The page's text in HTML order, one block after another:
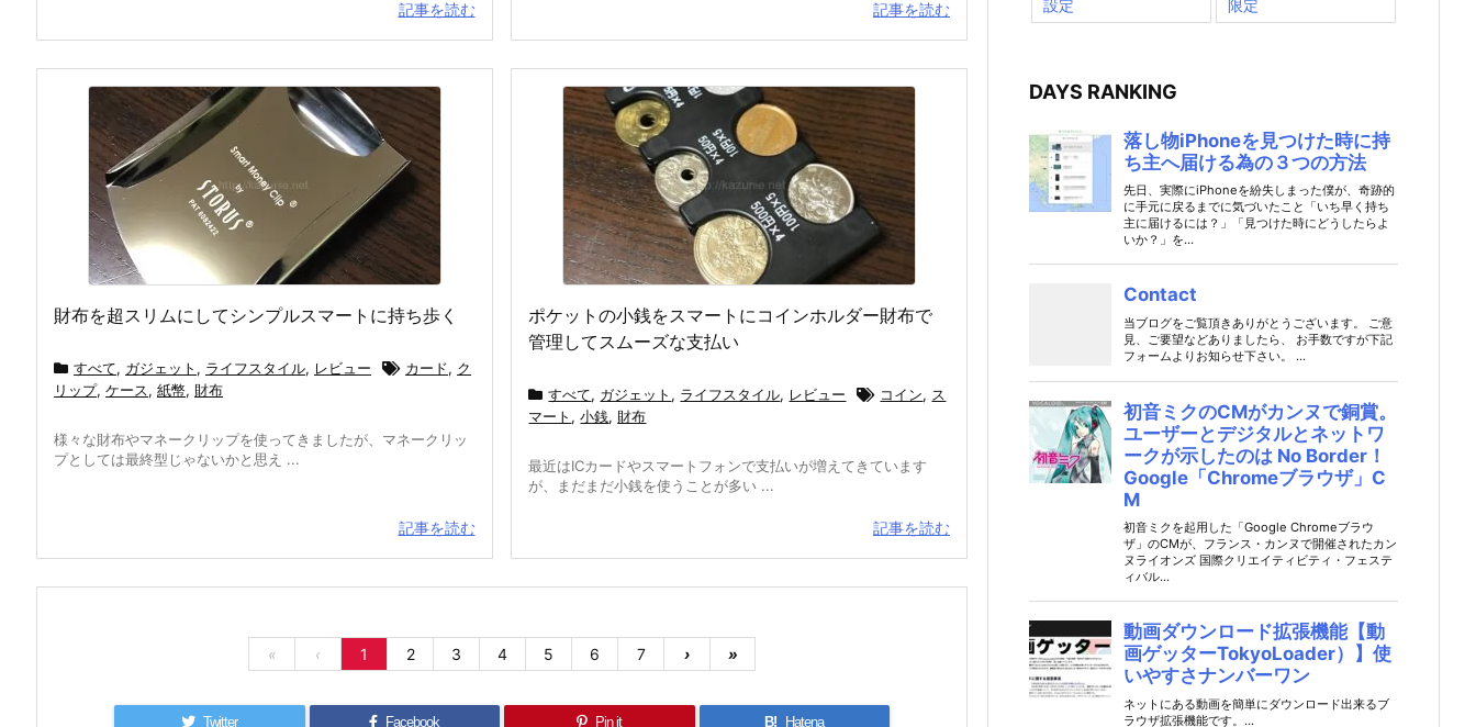
記事を読む 記事を読む
財布を超スリムにしてシンプルスマートに持ち歩く
すべて, ガジェット , ライフスタイル, レビュー カード, ク
リップ, ケース, 紙幣, 財布
様々な財布やマネークリップを使ってきましたが、マネークリッ
プとしては最終型じゃないかと思え ...
記事を読む
ポケットの小銭をスマートにコインホルダー財布で
管理してスムーズな支払い
すべて, ガジェット , ライフスタイル, レビュー コイン, ス
マート ,小銭, 財布
最近はICカードやスマートフォンで支払いが増えてきています
が、まだまだ小銭を使うことが多い ...
記事を読む
« ‹ 1 2 3 4 5 6 7 › »
Twitter Facebook Pin it B! Hatena
設定 限定
DAYS RANKING